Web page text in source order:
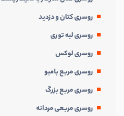
روسری کتان و دزدید
روسری لبه توری
روسری لوکس
روسری مربع بامبو
روسری مربع بزرگ
روسری مربعی مردانه